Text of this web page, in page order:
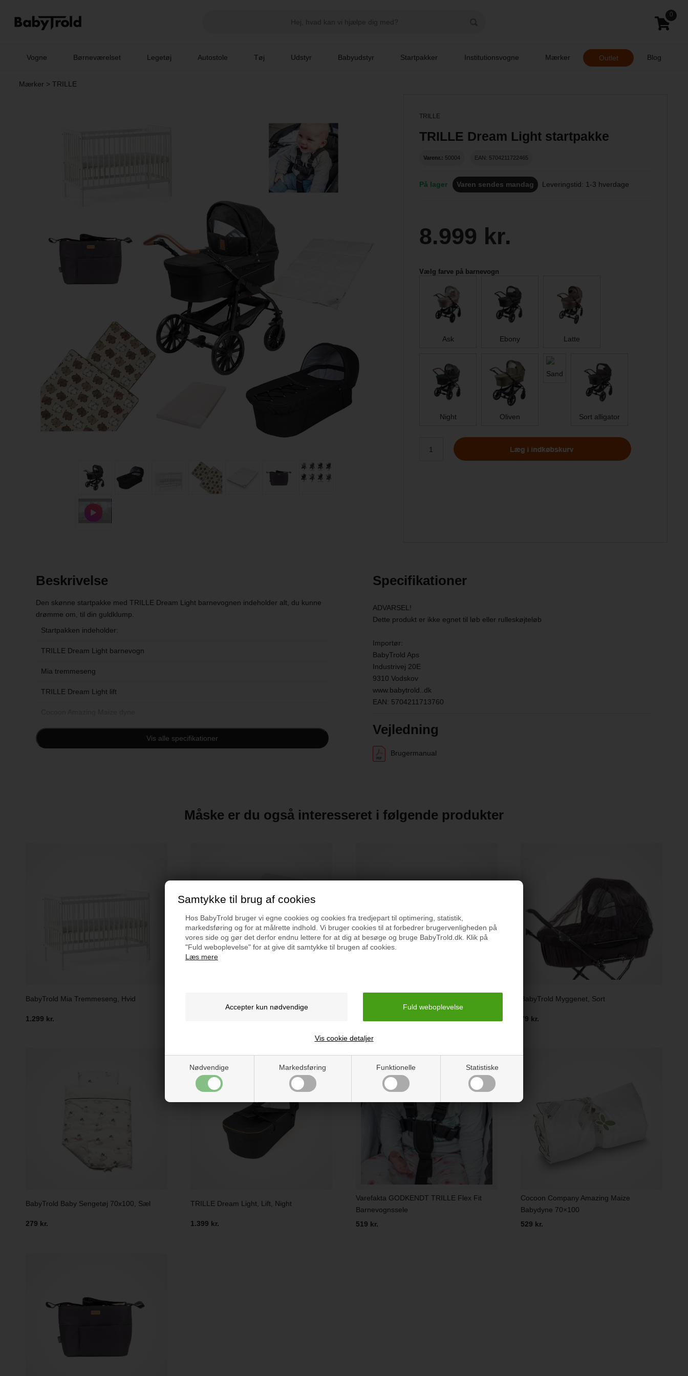
Samtykke til brug af cookies
Hos BabyTrold bruger vi egne cookies og cookies fra tredjepart til optimering, statistik,
markedsføring og for at målrette indhold. Vi bruger cookies til at forbedrer brugervenligheden på
vores side og gør det derfor endnu lettere for at dig at besøge og bruge BabyTrold.dk. Klik på
"Fuld weboplevelse" for at give dit samtykke til brugen af cookies.
Læs mere
Nødvendige Markedsføring Funktionelle Statistiske
Vis cookie detaljer
0
Vogne Børneværelset Legetøj Autostole Tøj Udstyr Babyudstyr Startpakker Institutionsvogne Mærker Outlet Blog
Mærker > TRILLE
TRILLE
TRILLE Dream Light startpakke
Varenr.: 50004 EAN: 5704211722465
På lager Varen sendes mandag Leveringstid: 1-3 hverdage
8.999 kr.
Vælg farve på barnevogn
Ask Ebony Latte
Night Oliven
Sand
Sort alligator
Beskrivelse
Den skønne startpakke med TRILLE Dream Light barnevognen indeholder alt, du kunne
drømme om, til din guldklump.
Startpakken indeholder:
TRILLE Dream Light barnevogn
Mia tremmeseng
TRILLE Dream Light lift
Vis alle specifikationer
Specifikationer
ADVARSEL!
Dette produkt er ikke egnet til løb eller rulleskøjteløb
Importør:
BabyTrold Aps
Industrivej 20E
9310 Vodskov
www.babytrold..dk
EAN: 5704211713760
Vejledning
Brugermanual
Måske er du også interesseret i følgende produkter
BabyTrold Mia Tremmeseng, Hvid
1.299 kr. 299 kr.
BabyTrold Myggenet, Sort
79 kr.
BabyTrold Baby Sengetøj 70x100, Sæl
279 kr.
TRILLE Dream Light, Lift, Night
1.399 kr.
Varefakta GODKENDT TRILLE Flex Fit
Barnevognssele
519 kr.
Cocoon Company Amazing Maize
Babydyne 70×100
529 kr.